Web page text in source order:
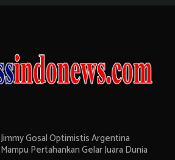
Jimmy Gosal Optimistis Argentina
Mampu Pertahankan Gelar Juara Dunia